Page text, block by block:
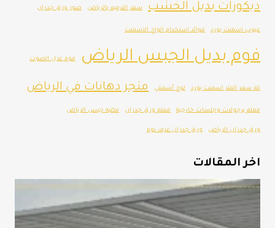
ديكورات بديل الخشب سعر الترميم بالرياض صور ورق جدران
عيوب اسمنت بورد فوائد استخدام الواح الاسمنت
فوم بديل الجبس الرياض فوم عزل الصوت
كم سعر المتر اسمنت بورد لوح أسمنتي متجر دهانات في الرياض
معلم برجولات وجلسات خارجية معلم ورق جدران مكتبه جبس الرياض
ورق جدران الرياض ورق جدران غرف نوم
اخر المقالات